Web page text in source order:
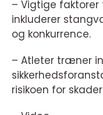
– Vigtige
inkluderer
og konkurrence.
– Atleter træner
risikoen for